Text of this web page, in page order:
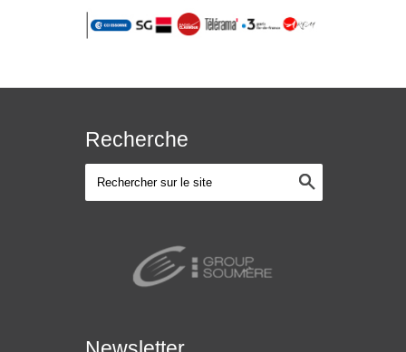
Recherche